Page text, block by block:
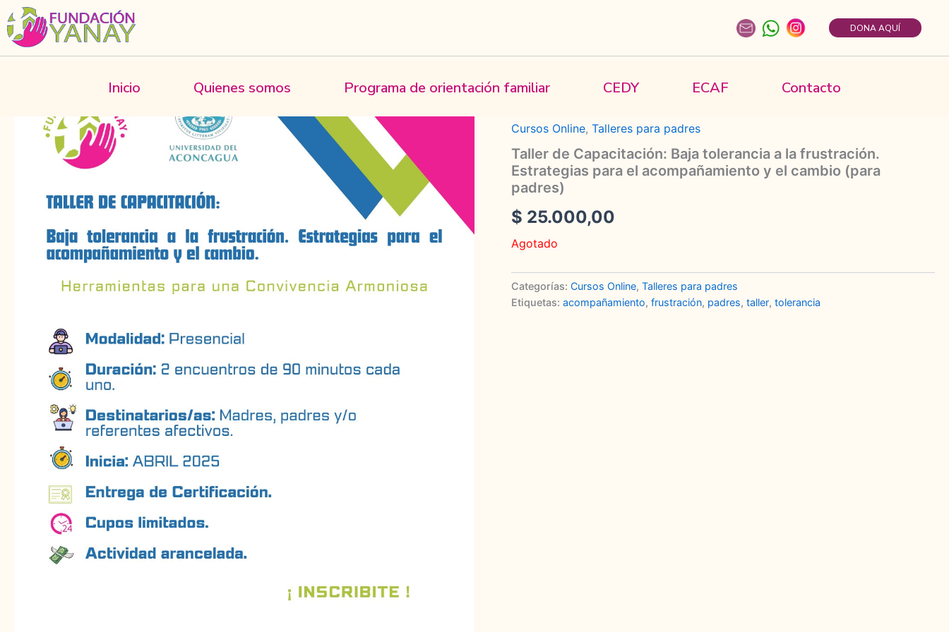
al
contenido
DONA AQUÍ
Inicio Quienes somos Programa de orientación familiar CEDY ECAF Contacto
Inicio/Cursos Online/Talleres para padres / Taller de Capacitación: Baja tolerancia a la
Cursos Online,Talleres para padres
Taller de Capacitación: Baja tolerancia a la frustración.
Estrategias para el acompañamiento y el cambio (para
padres)
$ 25.000,00
Agotado
Categorías:Cursos Online,Talleres para padres
Etiquetas:acompañamiento,frustración, padres,taller,tolerancia